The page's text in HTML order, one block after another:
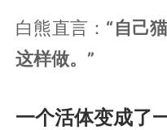
白熊直言： “自己
这样做。”
一个活体变成了